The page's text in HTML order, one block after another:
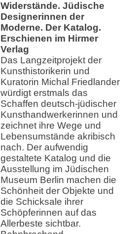
Widerstände. Jüdische
Designerinnen der
Moderne. Der Katalog.
Erschienen im Hirmer
Verlag
Das Langzeitprojekt der
Kunsthistorikerin und
Kuratorin Michal Friedlander
würdigt erstmals das
Schaffen deutsch-jüdischer
Kunsthandwerkerinnen und
zeichnet ihre Wege und
Lebensumstände akribisch
nach. Der aufwendig
gestaltete Katalog und die
Ausstellung im Jüdischen
Museum Berlin machen die
Schönheit der Objekte und
die Schicksale ihrer
Schöpferinnen auf das
Allerbeste sichtbar.